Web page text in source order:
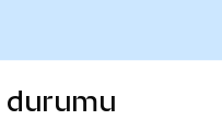
durumu